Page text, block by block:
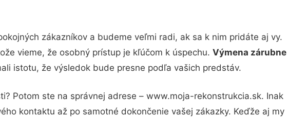
zákazníkov a budeme veľmi radi, ak sa k nim pridáte aj vy.
vieme, že osobný prístup je kľúčom k úspechu. Výmena zárubne
istotu, že výsledok bude presne podľa vašich predstáv.
Potom ste na správnej adrese – www.moja-rekonstrukcia.sk. Inak
kontaktu až po samotné dokončenie vašej zákazky. Keďže aj my